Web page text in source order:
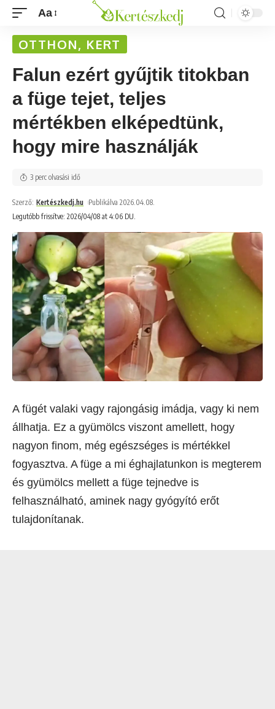
Aa
OTTHON, KERT
Falun ezért gyűjtik titokban
a füge tejet, teljes
mértékben elképedtünk,
hogy mire használják
Legutóbb frissítve: 2026/04/08 at 4:06 DU.
Szerző: Kertészkedj.hu Publikálva 2026.04.08.
3 perc olvasási idő
A fügét valaki vagy rajongásig imádja, vagy ki nem
állhatja. Ez a gyümölcs viszont amellett, hogy
nagyon finom, még egészséges is mértékkel
fogyasztva. A füge a mi éghajlatunkon is megterem
és gyümölcs mellett a füge tejnedve is
felhasználható, aminek nagy gyógyító erőt
tulajdonítanak.